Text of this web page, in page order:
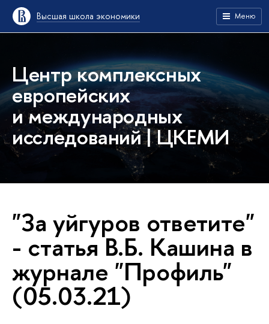
Высшая школа экономики Меню
Центр комплексных
европейских
и международных
исследований | ЦКЕМИ
"За уйгуров ответите"
- статья В.Б. Кашина в
журнале "Профиль"
(05.03.21)